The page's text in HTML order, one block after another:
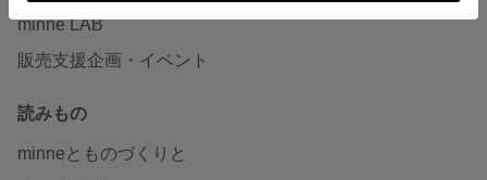
minne LAB
販売支援企画・イベント
読みもの
minneとものづくりと